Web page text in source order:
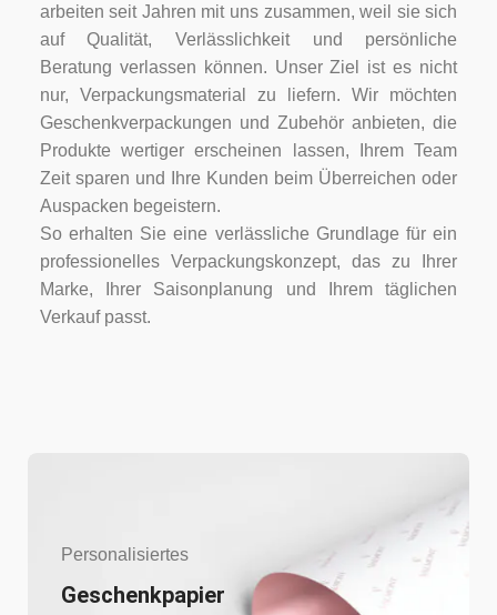
arbeiten seit Jahren mit uns zusammen, weil sie sich
auf Qualität, Verlässlichkeit und persönliche
Beratung verlassen können. Unser Ziel ist es nicht
nur, Verpackungsmaterial zu liefern. Wir möchten
Geschenkverpackungen und Zubehör anbieten, die
Produkte wertiger erscheinen lassen, Ihrem Team
Zeit sparen und Ihre Kunden beim Überreichen oder
Auspacken begeistern.
So erhalten Sie eine verlässliche Grundlage für ein
professionelles Verpackungskonzept, das zu Ihrer
Marke, Ihrer Saisonplanung und Ihrem täglichen
Verkauf passt.
Personalisiertes
Geschenkpapier